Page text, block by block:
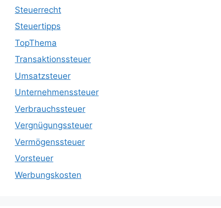
Steuerrecht
Steuertipps
TopThema
Transaktionssteuer
Umsatzsteuer
Unternehmenssteuer
Verbrauchssteuer
Vergnügungssteuer
Vermögenssteuer
Vorsteuer
Werbungskosten